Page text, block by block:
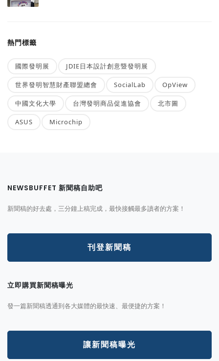
熱門標籤
國際發明展 JDIE日本設計創意暨發明展
世界發明智慧財產聯盟總會 SocialLab OpView
中國文化大學 台灣發明商品促進協會 北市圖
ASUS Microchip
NEWSBUFFET 新聞稿自助吧
新聞稿的好去處，三分鐘上稿完成，最快接觸最多讀者的方案！
刊登新聞稿
立即購買新聞稿曝光
發一篇新聞稿透通到各大媒體的最快速、最便捷的方案！
讓新聞稿曝光